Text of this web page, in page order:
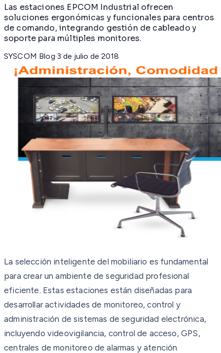
Las estaciones EPCOM Industrial ofrecen
soluciones ergonómicas y funcionales para centros
de comando, integrando gestión de cableado y
soporte para múltiples monitores.
SYSCOM Blog·3 de julio de 2018
La selección inteligente del mobiliario es fundamental
para crear un ambiente de seguridad profesional
eficiente. Estas estaciones están diseñadas para
desarrollar actividades de monitoreo, control y
administración de sistemas de seguridad electrónica,
incluyendo videovigilancia, control de acceso, GPS,
centrales de monitoreo de alarmas y atención